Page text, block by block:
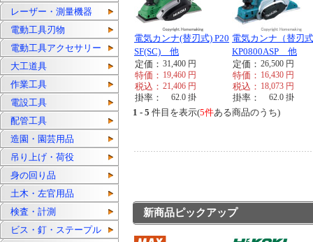
レーザー・測量機器
電動工具刃物
電動工具アクセサリー
大工道具
作業工具
電設工具
配管工具
造園・園芸用品
吊り上げ・荷役
身の回り品
土木・左官用品
検査・計測
ビス・釘・ステープル
電気カンナ(替刃式) P20
SF(SC) 他
定価： 31,400 円
特価： 19,460 円
税込： 21,406 円
掛率： 62.0 掛
電気カンナ（替刃
KP0800ASP 他
定価： 26,500 円
特価： 16,430 円
税込： 18,073 円
掛率： 62.0 掛
1 - 5 件目を表示(5件ある商品のうち)
新商品ピックアップ